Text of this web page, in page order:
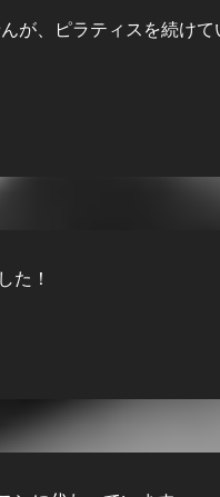
が、ピラティスを続け
た！